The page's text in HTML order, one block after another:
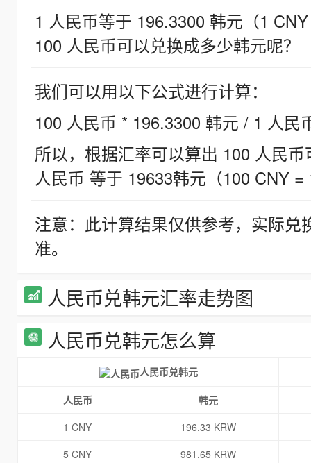
1 人民币等于 196.3300 韩元（1
100 人民币可以兑换成多少韩元呢？
我们可以用以下公式进行计算：
100 人民币 * 196.3300 韩元 / 1 人民
所以，根据汇率可以算出 100 人民
人民币 等于 19633韩元（100 CNY =
注意：此计算结果仅供参考，实际
准。
人民币兑韩元汇率走势图
人民币兑韩元怎么算
人民币兑韩元
人民币
韩元
1 CNY
196.33 KRW
5 CNY
981.65 KRW